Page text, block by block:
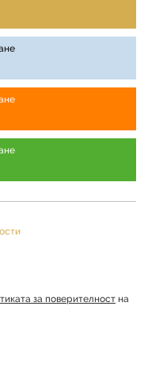
за поверителност на